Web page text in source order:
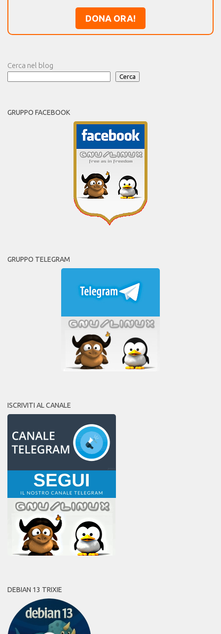
DONA ORA!
Cerca nel blog
Cerca
GRUPPO FACEBOOK
GRUPPO TELEGRAM
ISCRIVITI AL CANALE
DEBIAN 13 TRIXIE